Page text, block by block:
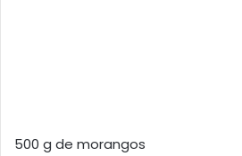
500 g de morangos